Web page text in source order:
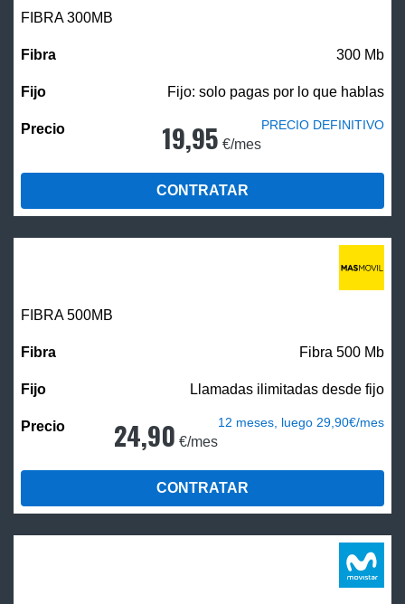
FIBRA 300MB
300 Mb
Fijo: solo pagas por lo que hablas
19,95 €/mes
PRECIO DEFINITIVO
CONTRATAR
FIBRA500MB
Fibra 500 Mb
Llamadas ilimitadas desde fijo
24,90 €/mes
12 meses, luego 29,90€/mes
CONTRATAR